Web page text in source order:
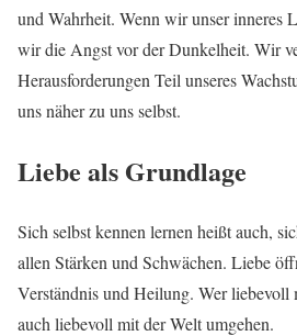
und Wahrheit. Wenn wir unser inneres
wir die Angst vor der Dunkelheit. Wir
Herausforderungen Teil unseres
uns näher zu uns selbst.
Liebe als Grundlage
Sich selbst kennen lernen heißt auch,
allen Stärken und Schwächen. Liebe
Verständnis und Heilung. Wer liebevoll
auch liebevoll mit der Welt umgehen.